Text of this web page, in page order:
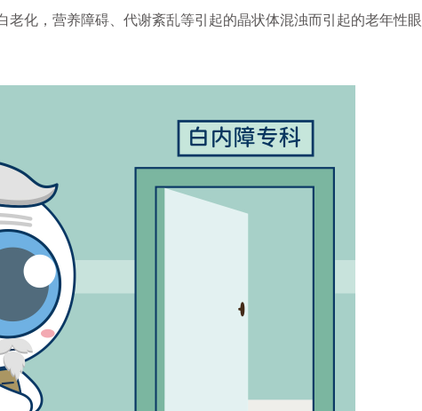
化，营养障碍、代谢紊乱等引起的晶状体混浊而引起的老年性眼